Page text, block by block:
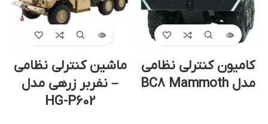
کامیون کنترلی نظامی
مدل BC8 Mammoth
ماشین کنترلی نظامی
– نفربر زرهی مدل
HG-P602